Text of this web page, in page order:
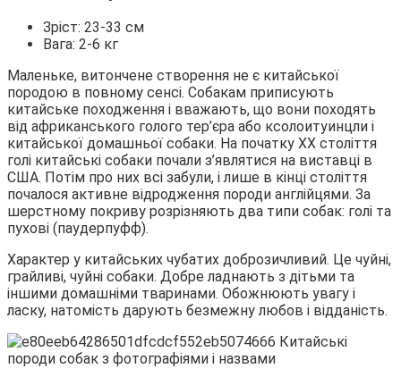
Зріст: 23-33 см
Вага: 2-6 кг
Маленьке, витончене створення не є китайської
породою в повному сенсі. Собакам приписують
китайське походження і вважають, що вони походять
від африканського голого тер’єра або ксолоитуинцли і
китайської домашньої собаки. На початку XX століття
голі китайські собаки почали з’являтися на виставці в
США. Потім про них всі забули, і лише в кінці століття
почалося активне відродження породи англійцями. За
шерстному покриву розрізняють два типи собак: голі та
пухові (паудерпуфф).
Характер у китайських чубатих доброзичливий. Це чуйні,
грайливі, чуйні собаки. Добре ладнають з дітьми та
іншими домашніми тваринами. Обожнюють увагу і
ласку, натомість дарують безмежну любов і відданість.